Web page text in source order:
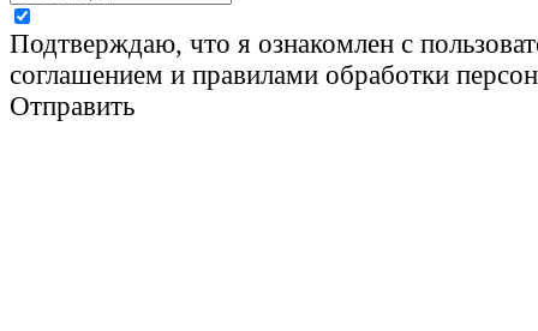
Подтверждаю, что я ознакомлен с
соглашением и правилами обработки
Отправить